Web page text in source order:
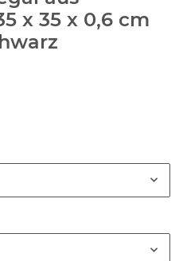
x 35 x 0,6 cm